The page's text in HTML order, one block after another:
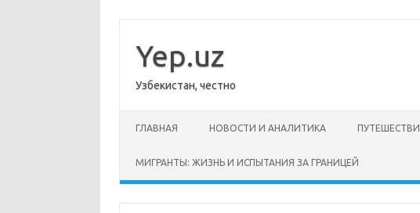
содержимому
Yep.uz
Узбекистан, честно
ГЛАВНАЯ НОВОСТИ И АНАЛИТИКА
МИГРАНТЫ: ЖИЗНЬ И ИСПЫТАНИЯ ЗА ГРАНИЦЕЙ